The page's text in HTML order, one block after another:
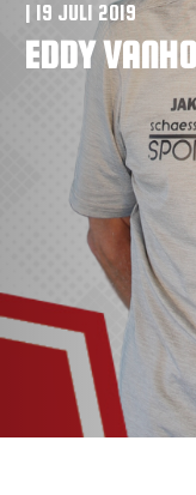
| 19 JULI 2019
EDDY